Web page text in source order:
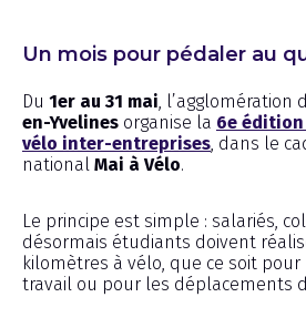
Un mois pour pédaler au
Du 1er au 31 mai , l’agglomération
en-Yvelines organise la 6e
vélo inter-entreprises , dans le
national Mai à Vélo.
Le principe est simple : salariés,
désormais étudiants doivent
kilomètres à vélo, que ce soit
travail ou pour les déplacements